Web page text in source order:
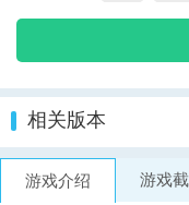
相关版本
游戏介绍 游戏